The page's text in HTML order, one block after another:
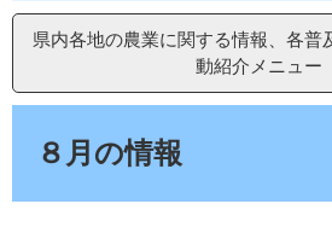
県内各地の農業に関する情報、各普
動紹介メニュー
８月の情報